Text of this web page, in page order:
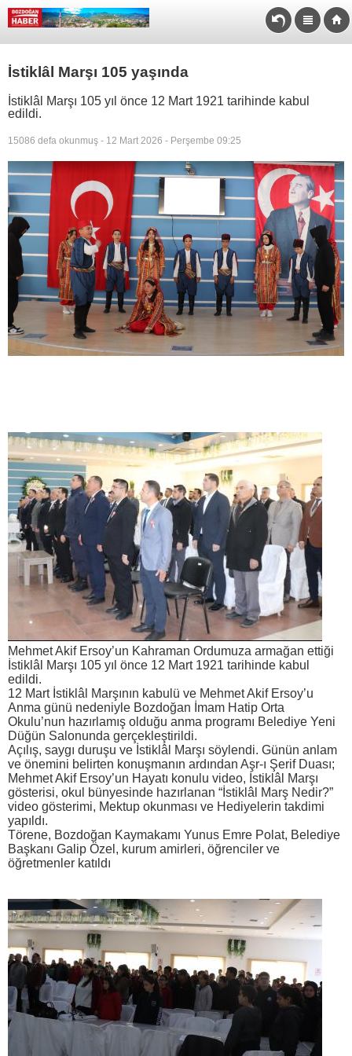
İstiklâl Marşı 105 yaşında
İstiklâl Marşı 105 yıl önce 12 Mart 1921 tarihinde kabul
edildi.
15086 defa okunmuş - 12 Mart 2026 - Perşembe 09:25
Mehmet Akif Ersoy’un Kahraman Ordumuza armağan ettiği
İstiklâl Marşı 105 yıl önce 12 Mart 1921 tarihinde kabul
edildi.
12 Mart İstiklâl Marşının kabulü ve Mehmet Akif Ersoy’u
Anma günü nedeniyle Bozdoğan İmam Hatip Orta
Okulu’nun hazırlamış olduğu anma programı Belediye Yeni
Düğün Salonunda gerçekleştirildi.
Açılış, saygı duruşu ve İstiklâl Marşı söylendi. Günün anlam
ve önemini belirten konuşmanın ardından Aşr-ı Şerif Duası;
Mehmet Akif Ersoy’un Hayatı konulu video, İstiklâl Marşı
gösterisi, okul bünyesinde hazırlanan “İstiklâl Marş Nedir?”
video gösterimi, Mektup okunması ve Hediyelerin takdimi
yapıldı.
Törene, Bozdoğan Kaymakamı Yunus Emre Polat, Belediye
Başkanı Galip Özel, kurum amirleri, öğrenciler ve
öğretmenler katıldı